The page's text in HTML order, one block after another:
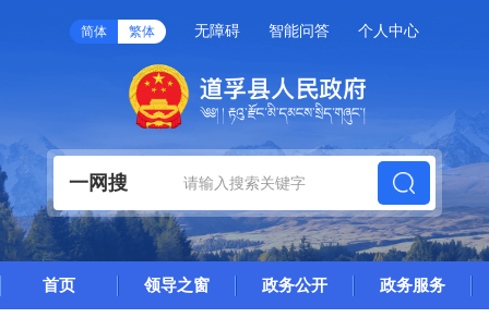
简体 繁体 无障碍 智能问答 个人中心
一网搜
首页 领导之窗 政务公开 政务服务